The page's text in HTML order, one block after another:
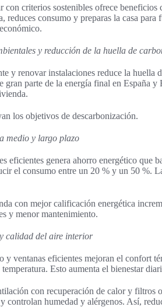
con criterios sostenibles ofrece
reduces consumo y preparas la casa
y reducción de la huella de
y renovar instalaciones reduce la huella
gran parte de la energía final en España
los objetivos de descarbonización.
medio y largo plazo
eficientes genera ahorro energético que
el consumo entre un 20 % y un 50 %.
con mejor calificación energética
y menor mantenimiento.
calidad del aire interior
y ventanas eficientes mejoran el confort
Esto aumenta el bienestar
con recuperación de calor y
controlan humedad y alérgenos. Así,